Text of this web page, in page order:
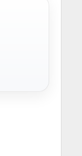
prawne